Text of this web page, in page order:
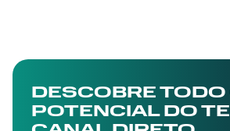
DESCOBRE TODO
POTENCIAL DO